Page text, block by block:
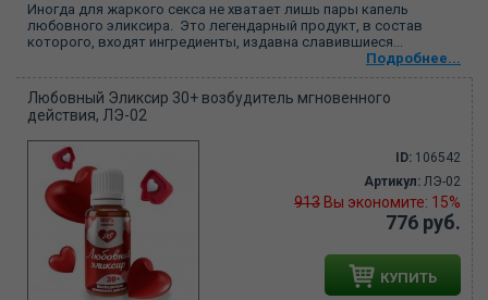
Иногда для жаркого секса не хватает лишь пары капель
любовного эликсира. Это легендарный продукт, в состав
которого, входят ингредиенты, издавна славившиеся...
Подробнее...
Любовный Эликсир 30+ возбудитель мгновенного
действия, ЛЭ-02
ID: 106542
Артикул: ЛЭ-02
913 Вы экономите: 15%
776 руб.
КУПИТЬ